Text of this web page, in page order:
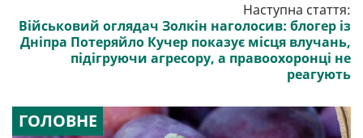
Наступна стаття:
Військовий оглядач Золкін наголосив: блогер із
Дніпра Потеряйло Кучер показує місця влучань,
підігруючи агресору, а правоохоронці не
реагують
ГОЛОВНЕ